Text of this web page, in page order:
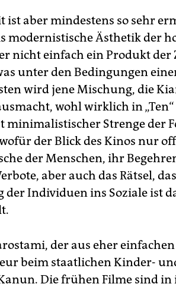
ist aber mindestens so sehr
modernistische Ästhetik der
nicht einfach ein Produkt der
unter den Bedingungen
wird jene Mischung, die
wohl wirklich in
minimalistischer Strenge der
der Blick des Kinos nur
der Menschen, ihr
aber auch das Rätsel,
der Individuen ins Soziale ist
der aus eher
beim staatlichen Kinder-
Die frühen Filme sind